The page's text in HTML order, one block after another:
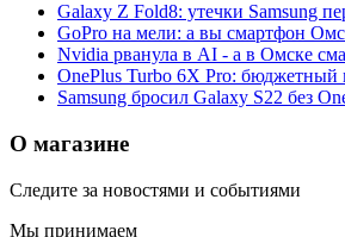
Galaxy Z Fold8: утечки Samsung
GoPro на мели: а вы смартфон
Nvidia рванула в AI - а в Омске
OnePlus Turbo 6X Pro:
Samsung бросил Galaxy S22 без
О магазине
Следите за новостями и событиями
Мы принимаем